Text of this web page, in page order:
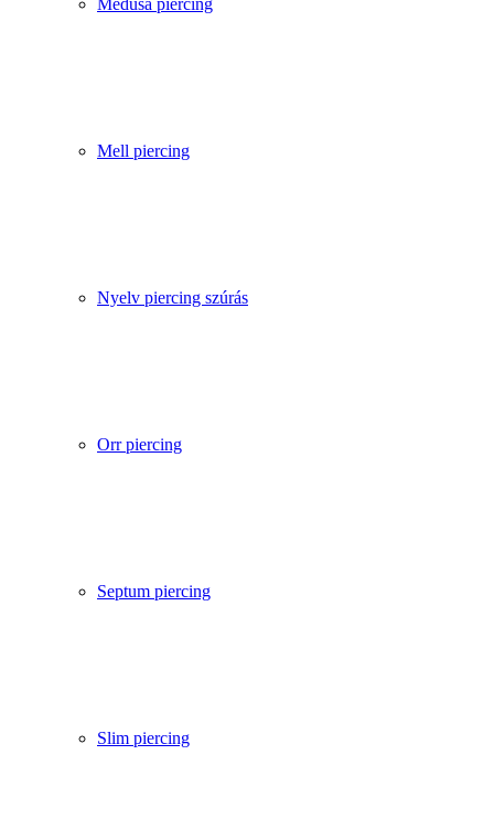
Medusa piercing
Mell piercing
Nyelv piercing szúrás
Orr piercing
Septum piercing
Slim piercing